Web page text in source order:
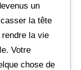
un
la tête
la vie
Votre
chose de